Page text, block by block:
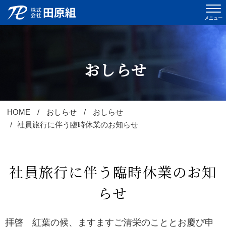
当社について
会社概要
事業内容
採用情報
先輩インタビュー
メニュー
おしらせ
HOME おしらせ
おしらせ
社員旅行に伴う臨時休業のお知らせ
社員旅行に伴う臨時休業のお知
らせ
拝啓 紅葉の候、ますますご清栄のこととお慶び申